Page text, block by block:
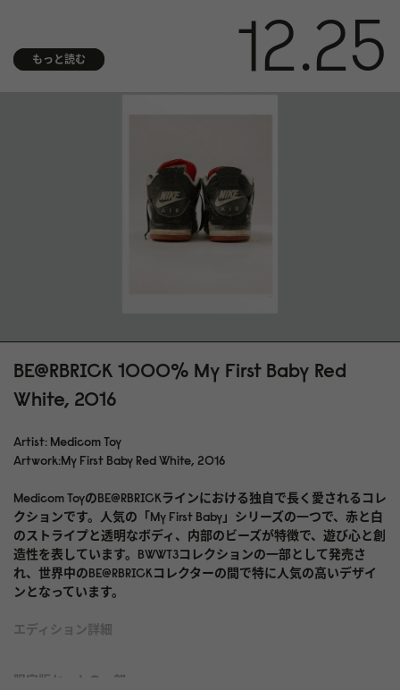
Rag® Bright White にアーカイブ顔料プリント。ISO 9706 美術館品
仕上げ 右下隅に番号
額装 額装は付属しません。スウェーデンのお客様限定で額装サー
ビスを提供しています。ガラスの額装は壊れやすいため、海外へ
の発送はできません。詳細についてはお問い合わせください。
発送 各ファインアートプリントはお客様のご要望に応じて特別に
製作されます。発送までに最大 14 日ほどかかります
もっと読む 12.25
BE@RBRICK 1000% My First Baby Red
White, 2016
Artist: Medicom Toy
Artwork:My First Baby Red White, 2016
Medicom ToyのBE@RBRICKラインにおける独自で長く愛されるコレ
クションです。人気の「My First Baby」シリーズの一つで、赤と白
のストライプと透明なボディ、内部のビーズが特徴で、遊び心と創
造性を表しています。BWWT3コレクションの一部として発売さ
れ、世界中のBE@RBRICKコレクターの間で特に人気の高いデザイ
ンとなっています。
エディション詳細
限定版セットの一部